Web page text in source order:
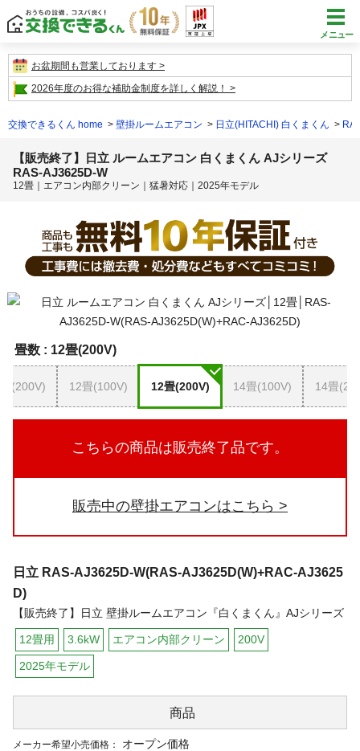
メニュー
お盆期間も営業しております
2026年度のお得な補助金制度を詳しく解説！
交換できるくん home 壁掛ルームエアコン 日立(HITACHI) 白くまくん
【販売終了】日立 ルームエアコン 白くまくん AJシリーズ
RAS-AJ3625D-W
12畳｜エアコン内部クリーン｜猛暑対応｜2025年モデル
畳数 : 12畳(200V)
(200V) 12畳(100V) 12畳(200V) 14畳(100V) 14畳
こちらの商品は販売終了品です。
販売中の壁掛エアコンはこちら
日立 RAS-AJ3625D-W(RAS-AJ3625D(W)+RAC-AJ3625
D)
【販売終了】日立 壁掛ルームエアコン『白くまくん』AJシリーズ
12畳用 3.6kW エアコン内部クリーン 200V
2025年モデル
商品
メーカー希望小売価格：
オープン価格